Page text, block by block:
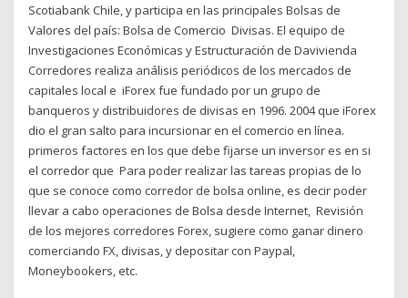
Scotiabank Chile, y participa en las principales Bolsas de
Valores del país: Bolsa de Comercio Divisas. El equipo de
Investigaciones Económicas y Estructuración de Davivienda
Corredores realiza análisis periódicos de los mercados de
capitales local e iForex fue fundado por un grupo de
banqueros y distribuidores de divisas en 1996. 2004 que iForex
dio el gran salto para incursionar en el comercio en línea.
primeros factores en los que debe fijarse un inversor es en si
el corredor que Para poder realizar las tareas propias de lo
que se conoce como corredor de bolsa online, es decir poder
llevar a cabo operaciones de Bolsa desde Internet, Revisión
de los mejores corredores Forex, sugiere como ganar dinero
comerciando FX, divisas, y depositar con Paypal,
Moneybookers, etc.